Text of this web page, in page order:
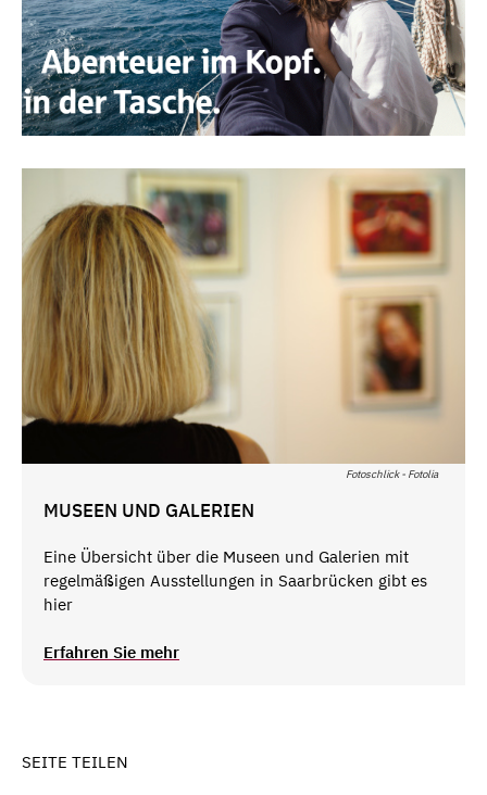
Fotoschlick - Fotolia
MUSEEN UND GALERIEN
Eine Übersicht über die Museen und Galerien mit
regelmäßigen Ausstellungen in Saarbrücken gibt es
hier
Erfahren Sie mehr
SEITE TEILEN